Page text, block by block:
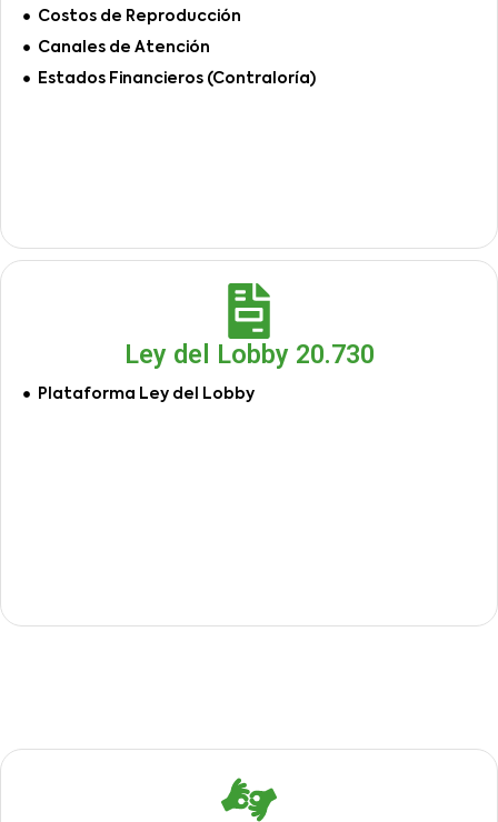
Costos de Reproducción
Canales de Atención
Estados Financieros (Contraloría)
Ley del Lobby 20.730
Plataforma Ley del Lobby